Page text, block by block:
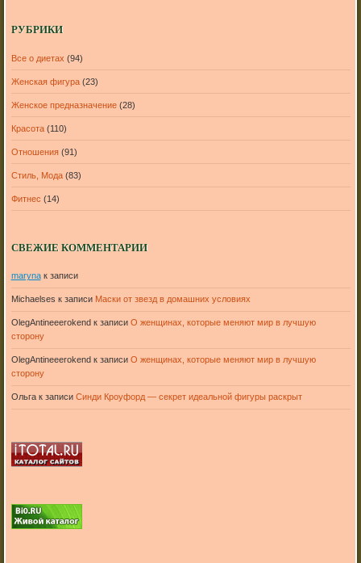
РУБРИКИ
Все о диетах (94)
Женская фигура(23)
Женское предназначение(28)
Красота(110)
Отношения(91)
Стиль, Мода(83)
Фитнес (14)
СВЕЖИЕ КОММЕНТАРИИ
marynaк записи
Michaelses к записи Маски от звезд в домашних условиях
OlegAntineeerokend к записи О женщинах, которые меняют мир в лучшую
сторону
OlegAntineeerokend к записи О женщинах, которые меняют мир в лучшую
сторону
Ольгак записи Синди Кроуфорд — секрет идеальной фигуры раскрыт